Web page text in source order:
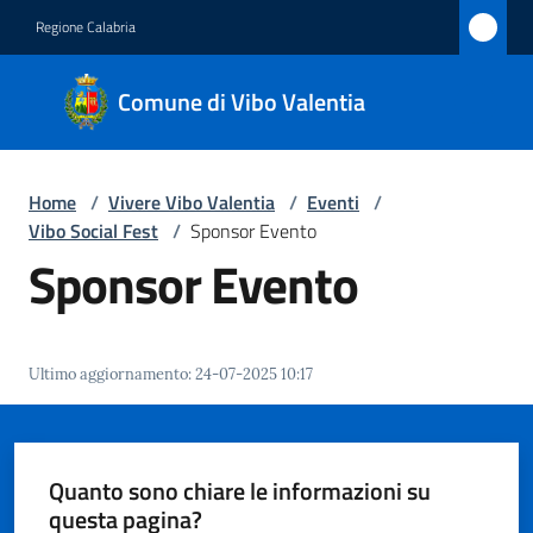
Regione Calabria
Comune di Vibo Valentia
Comune
di Vibo
Valentia
Novità
Servizi
Vivere
Vibo
Valentia
Home / Vivere Vibo Valentia / Eventi /
Vibo Social Fest / Sponsor Evento
Sponsor Evento
Ultimo aggiornamento:24-07-2025 10:17
Quanto sono chiare le informazioni su
questa pagina?